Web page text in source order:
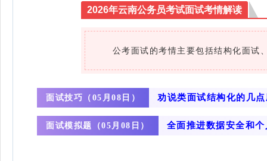
2026年云南公务员考试面试考情解读
公考面试的考情主要包括结构化面试、
面试技巧（ 05月08日） 劝说类面试结构化的几
面试模拟题（05月08日） 全面推进数据安全和